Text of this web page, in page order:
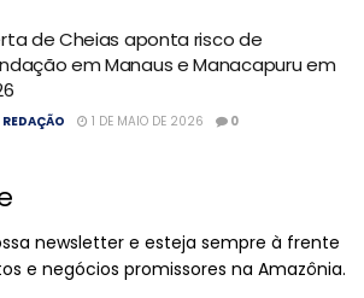
de Cheias aponta risco de
em Manaus e Manacapuru em
REDAÇÃO 1 DE MAIO DE 2026 0
newsletter e esteja sempre à frente
e negócios promissores na Amazônia.